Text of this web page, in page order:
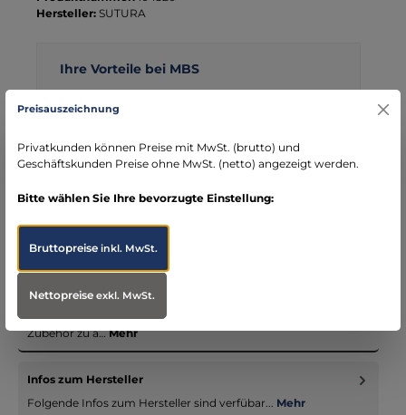
Hersteller: SUTURA
Ihre Vorteile bei MBS
DE)
seit über 15 Jahren kompetenter Partner im
Bereich Notfallmedizin
Beschreibung
Unsere Einsatzbekleidungssystem - nicht nur für Notärzte -
vereinigen passende Jacken, Hosen und entsprechendes
Zubehör zu a…Mehr
Infos zum Hersteller
Folgende Infos zum Hersteller sind verfübar... Mehr
Preisauszeichnung
Privatkunden können Preise mit MwSt. (brutto) und
Geschäftskunden Preise ohne MwSt. (netto) angezeigt werden.
Bitte wählen Sie Ihre bevorzugte Einstellung:
Bruttopreiseinkl. MwSt.
Nettopreiseexkl. MwSt.